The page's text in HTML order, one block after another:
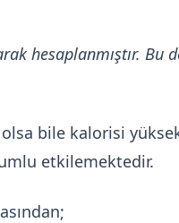
hesaplanmıştır. Bu
bile kalorisi
etkilemektedir.